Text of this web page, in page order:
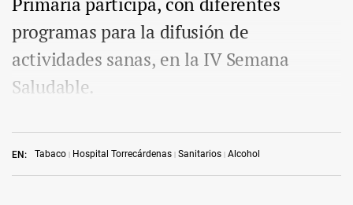
EN: Tabaco Hospital Torrecárdenas Sanitarios Alcohol
programas para la difusión de
actividades sanas, en la IV Semana
Saludable.